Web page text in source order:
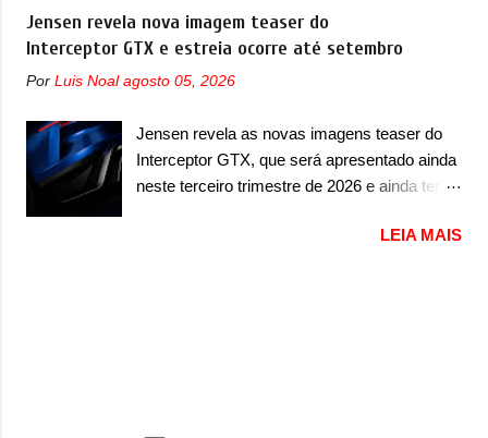
imagens, a marca já confirmou que o Dune
será um carro muito exclusivo. Ao todo,
serão apenas sete unidades produzidas...
Ele será equipado com um motor V10
Supercharger capaz de desenvolver cerca de
800cv que separou a performance exótica da
envolve unidades com ano/modelo 2026 da
picape compacta e envolve todas as versões
unidades afetadas precisam retornar a uma
airbag do motorista, que precisará ser
substituído porque pode ter sido produzido de
forma errada. O serviço já pode ser
marca, sem custo. Em comunicado, a Fiat
Jensen revela nova imagem teaser do
Interceptor GTX e estreia ocorre até setembro
Por Luis Noal agosto 05, 2026
Jensen revela as novas imagens teaser do
Interceptor GTX, que será apresentado ainda
neste terceiro trimestre de 2026 e ainda terá
Jensen International Automotive (abreviação
LEIA MAIS